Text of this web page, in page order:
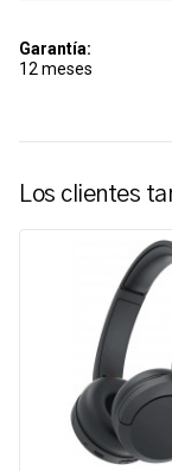
Garantía:
12 meses
Los clientes